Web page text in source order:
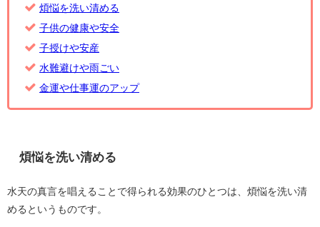
煩悩を洗い清める
子供の健康や安全
子授けや安産
水難避けや雨ごい
金運や仕事運のアップ
煩悩を洗い清める
水天の真言を唱えることで得られる効果のひとつは、煩悩を洗い清
めるというものです。